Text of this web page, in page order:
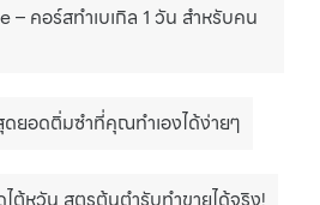
คอร์สทำเบเกิล 1 วัน สำหรับคน
ยอดติ่มซำที่คุณทำเองได้ง่ายๆ